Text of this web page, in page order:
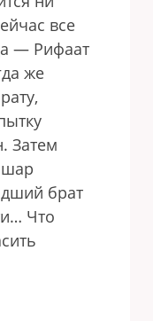
все
— Рифаат
же
Затем
брат
Что